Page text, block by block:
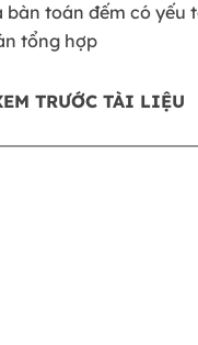
bàn toán đếm có yếu
tổng hợp
TRƯỚC TÀI LIỆU